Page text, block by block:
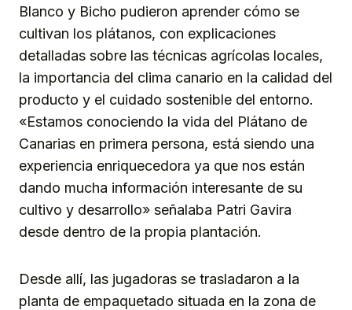
Blanco y Bicho pudieron aprender cómo se
cultivan los plátanos, con explicaciones
detalladas sobre las técnicas agrícolas locales,
la importancia del clima canario en la calidad del
producto y el cuidado sostenible del entorno.
«Estamos conociendo la vida del Plátano de
Canarias en primera persona, está siendo una
experiencia enriquecedora ya que nos están
dando mucha información interesante de su
cultivo y desarrollo» señalaba Patri Gavira
desde dentro de la propia plantación.
Desde allí, las jugadoras se trasladaron a la
planta de empaquetado situada en la zona de